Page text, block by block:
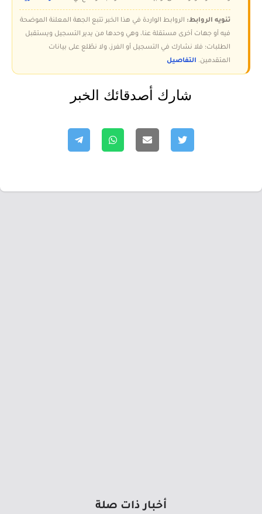
تنويه الروابط: الروابط الواردة في هذا الخبر تتبع الجهة المعلنة الموضحة
فيه أو جهات أخرى مستقلة عنا، وهي وحدها من يدير التسجيل ويستقبل
الطلبات؛ فلا نشارك في التسجيل أو الفرز، ولا نطّلع على بيانات
المتقدمين. التفاصيل
شارك أصدقائك الخبر
أخبار ذات صلة